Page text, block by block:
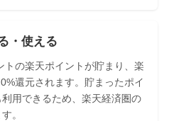
・使える
の楽天ポイントが貯まり、楽
還元されます。貯まったポイ
用できるため、楽天経済圏の
。